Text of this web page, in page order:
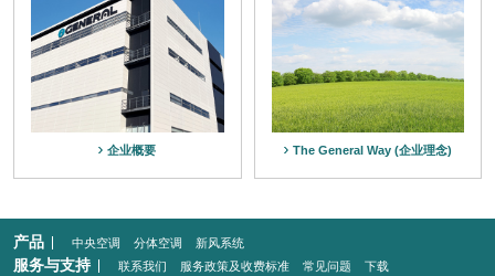
企业概要 The General Way (企业理念)
产品 中央空调 分体空调 新风系统
服务与支持 联系我们 服务政策及收费标准 常见问题 下载